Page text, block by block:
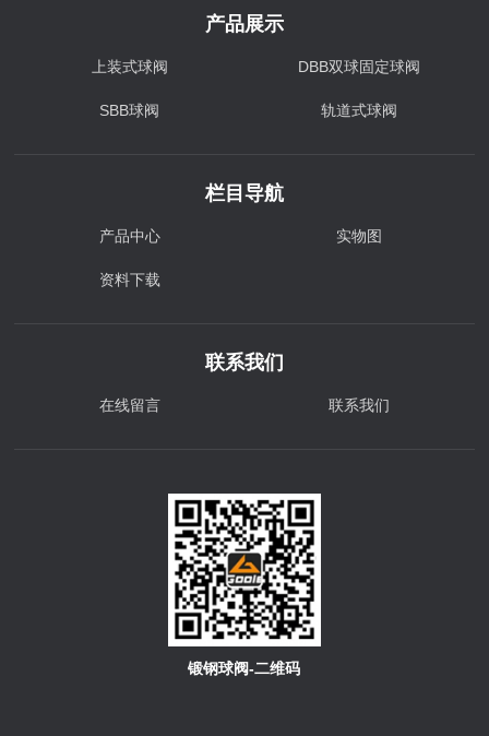
产品展示
上装式球阀 DBB双球固定球阀
SBB球阀 轨道式球阀
栏目导航
产品中心 实物图
资料下载
联系我们
在线留言 联系我们
锻钢球阀-二维码